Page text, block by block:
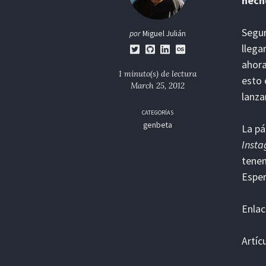
porMiguel Julián
1 minuto(s) de lectura
March 25, 2012
CATEGORÍAS
genbeta
esto
La